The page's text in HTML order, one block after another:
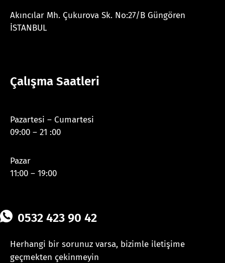
Akıncılar Mh. Çukurova Sk. No:27/B Güngören
İSTANBUL
Çalışma Saatleri
Pazartesi – Cumartesi
09:00 – 21 :00
Pazar
11:00 – 19:00
0532 423 90 42
Herhangi bir sorunuz varsa, bizimle iletişime
geçmekten çekinmeyin